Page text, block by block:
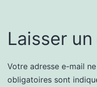
Laisser
Votre adresse e-mail
obligatoires sont